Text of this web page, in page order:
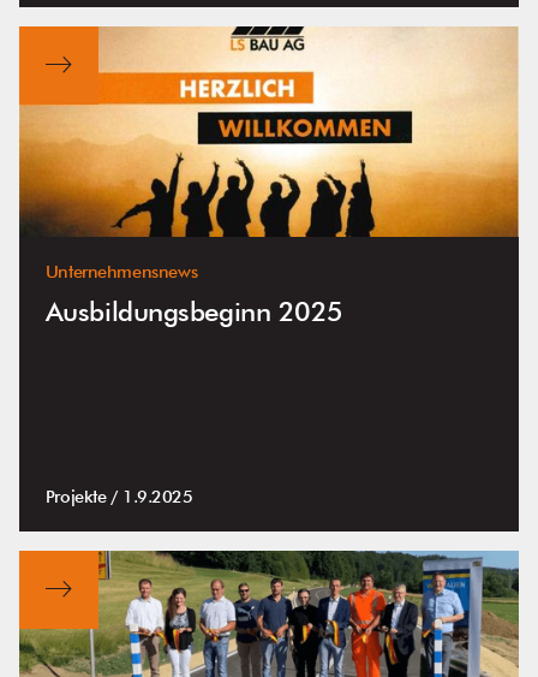
Unternehmensnews
Ausbildungsbeginn 2025
Projekte / 1.9.2025